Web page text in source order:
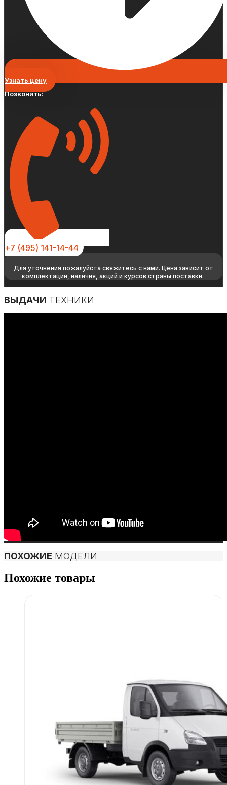
Узнать цену
Позвонить:
+7 (495) 141-14-44
Для уточнения пожалуйста свяжитесь с нами. Цена зависит от
комплектации, наличия, акций и курсов страны поставки.
ВЫДАЧИ ТЕХНИКИ
ПОХОЖИЕ МОДЕЛИ
Похожие товары